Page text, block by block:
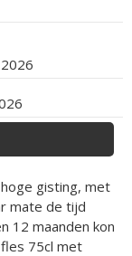
gisting, met
mate de tijd
12 maanden kon
75cl met